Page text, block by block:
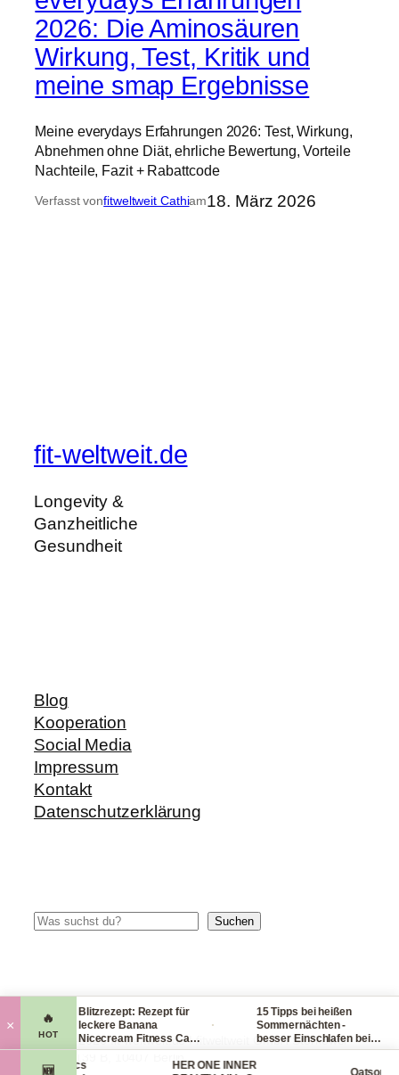
2026: Die Aminosäuren
Wirkung, Test, Kritik und
meine smap Ergebnisse
Meine everydays Erfahrungen 2026: Test, Wirkung,
Abnehmen ohne Diät, ehrliche Bewertung, Vorteile
Nachteile, Fazit + Rabattcode
Verfasst vonfitweltweit Cathiam18. März 2026
fit-weltweit.de
Longevity &
Ganzheitliche
Gesundheit
Blog
Kooperation
Social Media
Impressum
Kontakt
Datenschutzerklärung
Suchen Suchen
© 2014-2026 fit-weltweit.de I fitweltweit GmbH Storkower
× 🔥
HOT
Blitzrezept: Rezept für
leckere Banana
Nicecream Fitness Carb
Eiscream
15 Tipps bei heißen
Sommernächten -
besser Einschlafen bei
Hitze (Tag & Nacht)
🆕
Organics
HER ONE INNER
Oatsome